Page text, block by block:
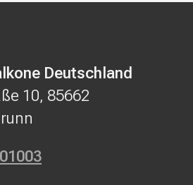
Deutschland
10, 85662